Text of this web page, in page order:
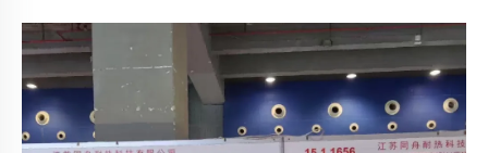
معدات دقيقة لضمان جودة منتجاتهم...